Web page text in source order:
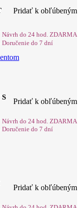
Pridať k obľúbeným
Návrh do 24 hod. ZDARMA
Doručenie do 7 dní
Pridať k obľúbeným
Návrh do 24 hod. ZDARMA
Doručenie do 7 dní
Pridať k obľúbeným